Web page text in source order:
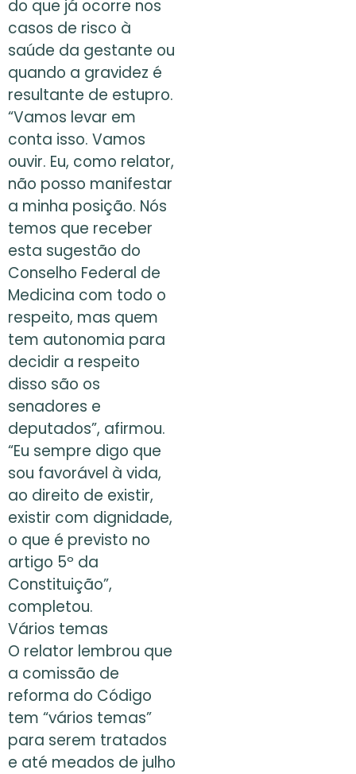
do que já ocorre nos
casos de risco à
saúde da gestante ou
quando a gravidez é
resultante de estupro.
“Vamos levar em
conta isso. Vamos
ouvir. Eu, como relator,
não posso manifestar
a minha posição. Nós
temos que receber
esta sugestão do
Conselho Federal de
Medicina com todo o
respeito, mas quem
tem autonomia para
decidir a respeito
disso são os
senadores e
deputados”, afirmou.
“Eu sempre digo que
sou favorável à vida,
ao direito de existir,
existir com dignidade,
o que é previsto no
artigo 5º da
Constituição”,
completou.
Vários temas
O relator lembrou que
a comissão de
reforma do Código
tem “vários temas”
para serem tratados
e até meados de julho